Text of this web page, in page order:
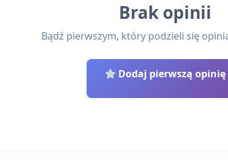
Brak opinii
Bądź pierwszym, który podzieli się
Dodaj pierwszą opinię